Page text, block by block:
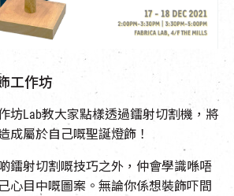
工作坊
坊Lab教大家點樣透過鐳射切割機，將
成屬於自己嘅聖誕燈飾！
鐳射切割嘅技巧之外，仲會學識喺唔
心目中嘅圖案。無論你係想裝飾吓間